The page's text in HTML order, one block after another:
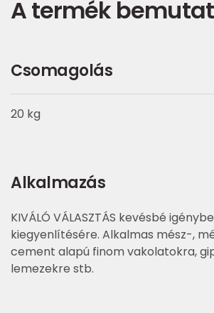
A termék
Csomagolás
20 kg
Alkalmazás
KIVÁLÓ VÁLASZTÁS kevésbé
kiegyenlítésére. Alkalmas mész-,
cement alapú finom vakolatokra,
lemezekre stb.